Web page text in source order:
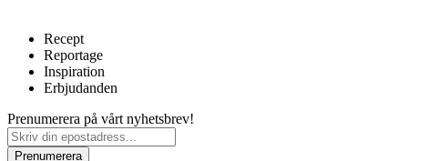
Recept
Reportage
Inspiration
Erbjudanden
Prenumerera på vårt nyhetsbrev!